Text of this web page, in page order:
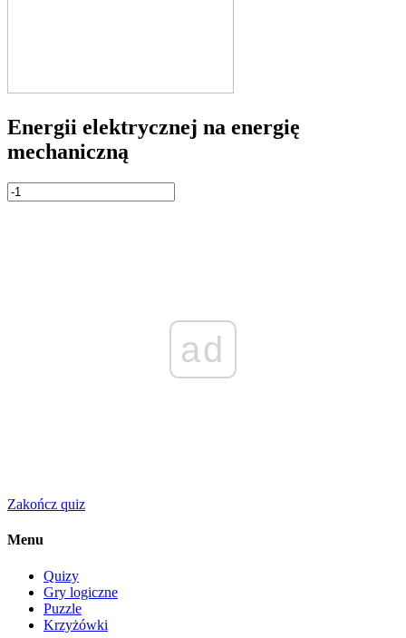
Energii elektrycznej na energię
mechaniczną
ad
Zakończ quiz
Menu
Quizy
Gry logiczne
Puzzle
Krzyżówki